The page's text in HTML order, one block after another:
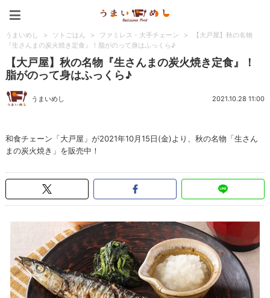
うまいめし > ソトごはん > ファミレス・大手チェーン >
【大戸屋】秋の名物
『生さんまの炭火焼き定食』！脂がのって身はふっくら♪
【大戸屋】秋の名物『生さんまの炭火焼き定食』！
脂がのって身はふっくら♪
うまいめし 2021.10.28 11:00
和食チェーン「大戸屋」が2021年10月15日(金)より、秋の名物「生さん
まの炭火焼き」を販売中！